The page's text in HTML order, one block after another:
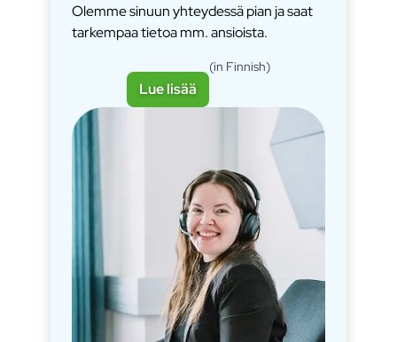
Olemme sinuun yhteydessä pian ja saat
tarkempaa tietoa mm. ansioista.
Lue lisää
(in Finnish)